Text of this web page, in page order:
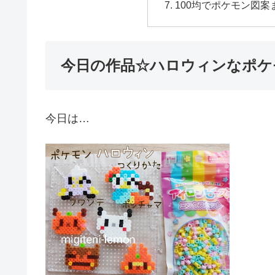
100均でポケモン図案
今日の作品☆ハロウィンなポケ
今日は…